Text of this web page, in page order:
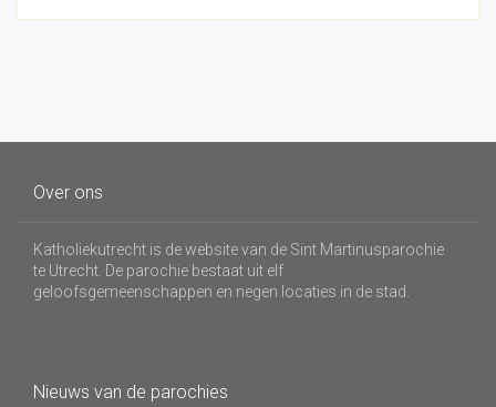
Over ons
Katholiekutrecht is de website van de Sint Martinusparochie
te Utrecht. De parochie bestaat uit elf
geloofsgemeenschappen en negen locaties in de stad.
Nieuws van de parochies